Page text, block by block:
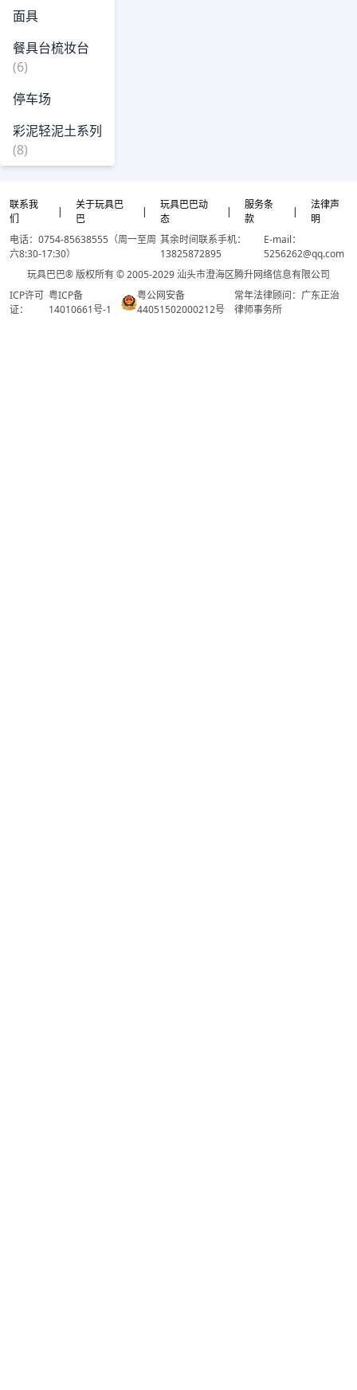
面具
餐具台梳妆台
(6)
停车场
彩泥轻泥土系列
(8)
联系我
们
|
关于玩具巴
巴
|
玩具巴巴动
态
|
服务条
款
|
法律声
明
电话：0754-85638555（周一至周
六8:30-17:30）
其余时间联系手机：
13825872895
E-mail：
5256262@qq.com
玩具巴巴® 版权所有 © 2005-2029 汕头市澄海区腾升网络信息有限公司
ICP许可
证：
粤ICP备
14010661号-1
粤公网安备
44051502000212号
常年法律顾问：广东正治
律师事务所